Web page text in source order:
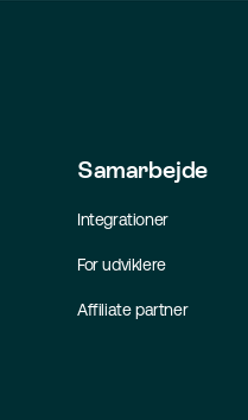
Samarbejde
Integrationer
For udviklere
Affiliate partner